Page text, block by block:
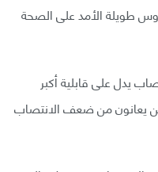
طويلة الأمد على الصحة
يدل على قابلية أكبر
سارس-كوف-2، فالذين يعانون من ضعف الانتصاب